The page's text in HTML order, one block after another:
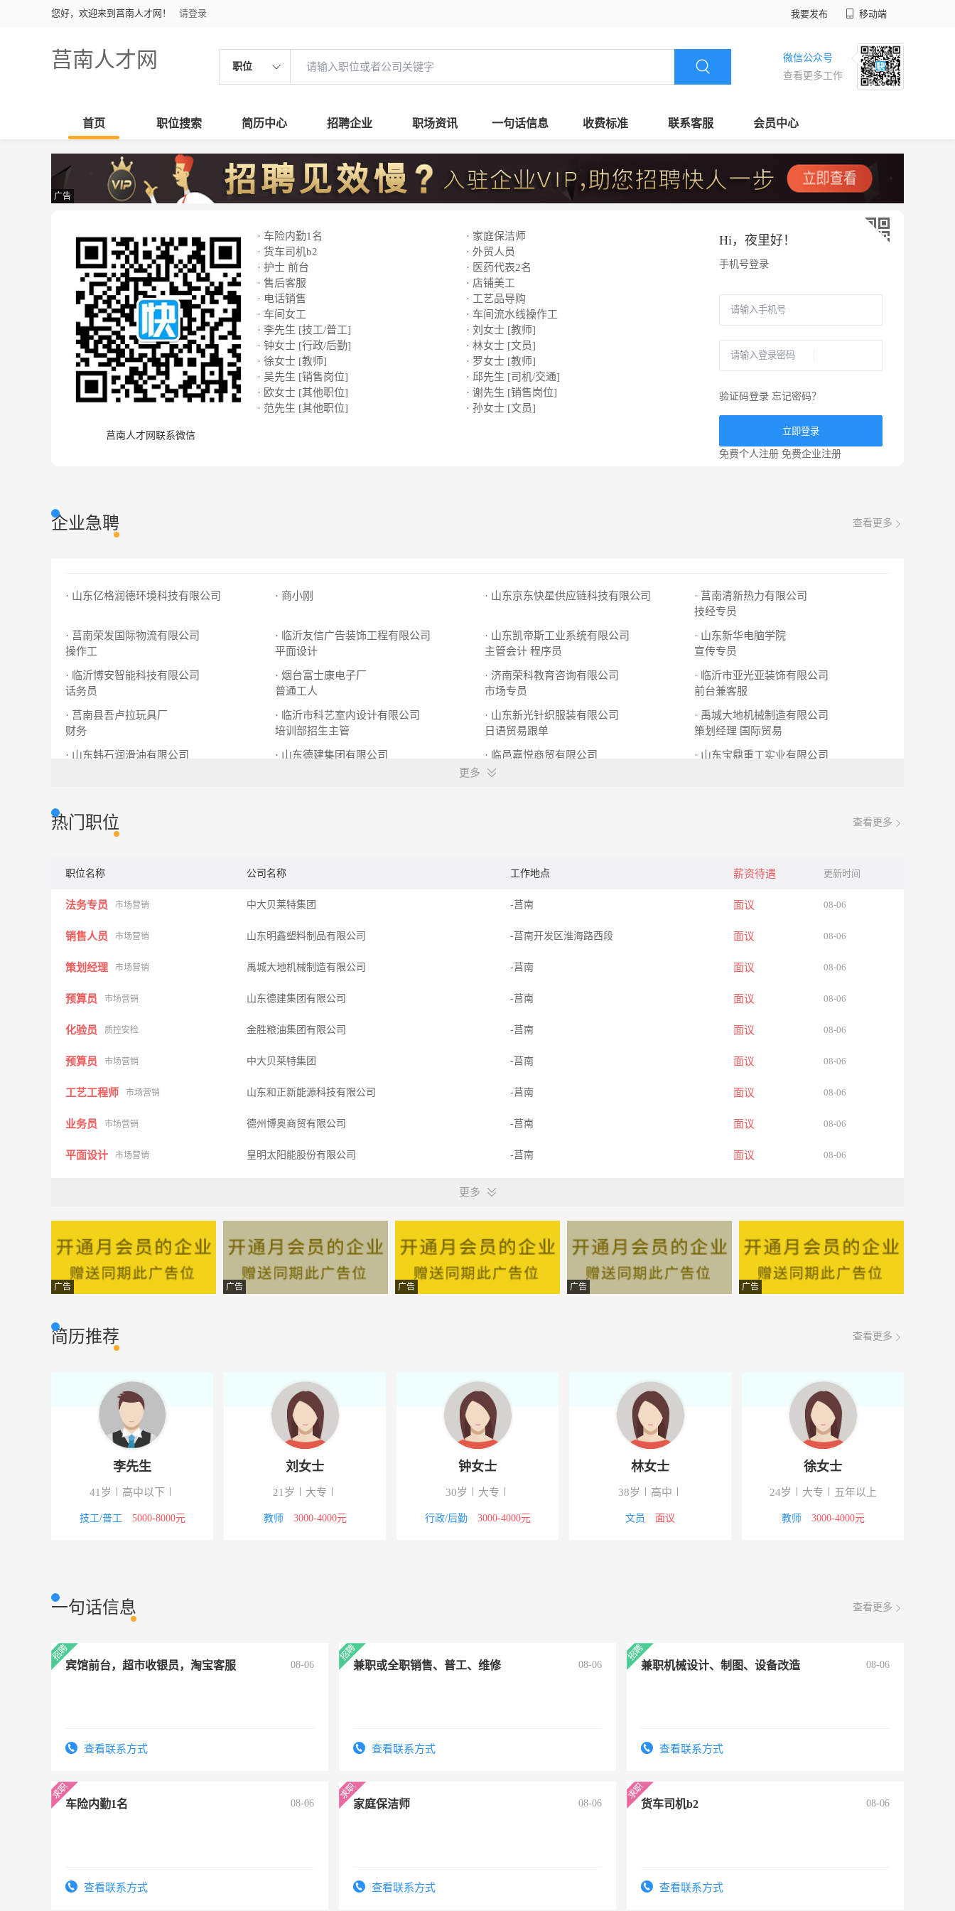
您好，欢迎来到莒南人才网！ 请登录 我要发布 移动端
莒南人才网 职位
微信公众号
查看更多工作
首页 职位搜索 简历中心 招聘企业 职场资讯 一句话信息 收费标准 联系客服 会员中心
广告
莒南人才网联系微信
· 车险内勤1名
· 家庭保洁师
· 货车司机b2
· 外贸人员
· 护士 前台
· 医药代表2名
· 售后客服
· 店铺美工
· 电话销售
· 工艺品导购
· 车间女工
· 车间流水线操作工
· 李先生 [技工/普工]
· 刘女士 [教师]
· 钟女士 [行政/后勤]
· 林女士 [文员]
· 徐女士 [教师]
· 罗女士 [教师]
· 吴先生 [销售岗位]
· 邱先生 [司机/交通]
· 欧女士 [其他职位]
· 谢先生 [销售岗位]
· 范先生 [其他职位]
· 孙女士 [文员]
Hi， 夜里好！
手机号登录
验证码登录 忘记密码？
立即登录
免费个人注册 免费企业注册
企业急聘 查看更多
· 山东亿格润德环境科技有限公司 · 商小刚 · 山东京东快星供应链科技有限公司
· 莒南清新热力有限公司
技经专员
· 莒南荣发国际物流有限公司
操作工
· 临沂友信广告装饰工程有限公司
平面设计
· 山东凯帝斯工业系统有限公司
主管会计 程序员
· 山东新华电脑学院
宣传专员
· 临沂博安智能科技有限公司
话务员
· 烟台富士康电子厂
普通工人
· 济南荣科教育咨询有限公司
市场专员
· 临沂市亚光亚装饰有限公司
前台兼客服
· 莒南县吾卢拉玩具厂
财务
· 临沂市科艺室内设计有限公司
培训部招生主管
· 山东新光针织服装有限公司
日语贸易跟单
· 禹城大地机械制造有限公司
策划经理 国际贸易
· 山东韩石润滑油有限公司
· 山东德建集团有限公司
· 临邑嘉悦商贸有限公司
收银员
· 山东宝鼎重工实业有限公司
更多
热门职位 查看更多
职位名称 公司名称 工作地点 薪资待遇 更新时间
法务专员 市场营销 中大贝莱特集团 -莒南 面议 08-06
销售人员 市场营销 山东明鑫塑料制品有限公司 -莒南开发区淮海路西段 面议 08-06
策划经理 市场营销 禹城大地机械制造有限公司 -莒南 面议 08-06
预算员 市场营销 山东德建集团有限公司 -莒南 面议 08-06
化验员 质控安检 金胜粮油集团有限公司 -莒南 面议 08-06
预算员 市场营销 中大贝莱特集团 -莒南 面议 08-06
工艺工程师 市场营销 山东和正新能源科技有限公司 -莒南 面议 08-06
业务员 市场营销 德州博奥商贸有限公司 -莒南 面议 08-06
平面设计 市场营销 皇明太阳能股份有限公司 -莒南 面议 08-06
工艺技术员 技术研发 山东百特机械设备有限公司 -莒南 面议 08-06
仓库统计员 生产管理 山东天元新能源科技有限公司 -莒南 面议 08-06
物理老师 市场营销
车间操作工 普通工人 山东中庆环保科技有限公司 -莒南 08-06
法务专员 市场营销 山东金光集团有限公司 08-06
公用工程主操 生产加工 山东天元新能源科技有限公司 08-06
国际贸易 市场营销 禹城大地机械制造有限公司 08-06
更多
广告 广告 广告 广告 广告
简历推荐 查看更多
李先生
41岁 高中以下
技工/普工 5000-8000元
刘女士
21岁 大专
教师 3000-4000元
钟女士
30岁 大专
行政/后勤 3000-4000元
林女士
38岁 高中
文员 面议
徐女士
24岁 大专 五年以上
教师 3000-4000元
一句话信息 查看更多
宾馆前台，超市收银员，淘宝客服 08-06
查看联系方式
兼职或全职销售、普工、维修 08-06
查看联系方式
兼职机械设计、制图、设备改造 08-06
查看联系方式
车险内勤1名 08-06
查看联系方式
家庭保洁师 08-06
查看联系方式
货车司机b2 08-06
查看联系方式